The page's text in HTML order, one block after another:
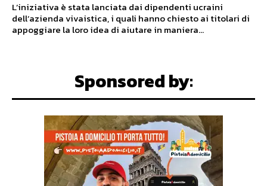
L’iniziativa è stata lanciata dai dipendenti ucraini
dell’azienda vivaistica, i quali hanno chiesto ai titolari di
appoggiare la loro idea di aiutare in maniera...
Sponsored by: